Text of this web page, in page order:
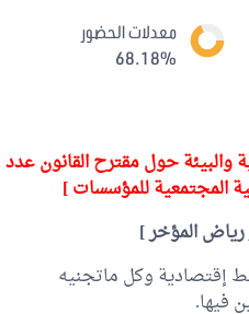
معدلات الحضور
68.18%
والبيئة حول مقترح القانون عدد
رياض المؤخر]
إقتصادية وكل ماتجنيه
فيها.